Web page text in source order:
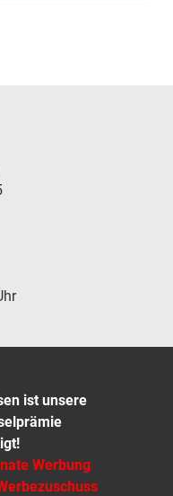
ist unsere
Werbung